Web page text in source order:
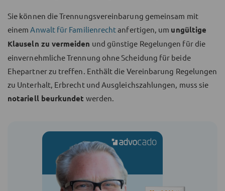
Sie können die Trennungsvereinbarung gemeinsam mit
einemAnwalt für Familienrechtanfertigen, um ungültige
Klauseln zu vermeiden und günstige Regelungen für die
einvernehmliche Trennung ohne Scheidung für beide
Ehepartner zu treffen. Enthält die Vereinbarung Regelungen
zu Unterhalt, Erbrecht und Ausgleichszahlungen, muss sie
notariell beurkundet werden.